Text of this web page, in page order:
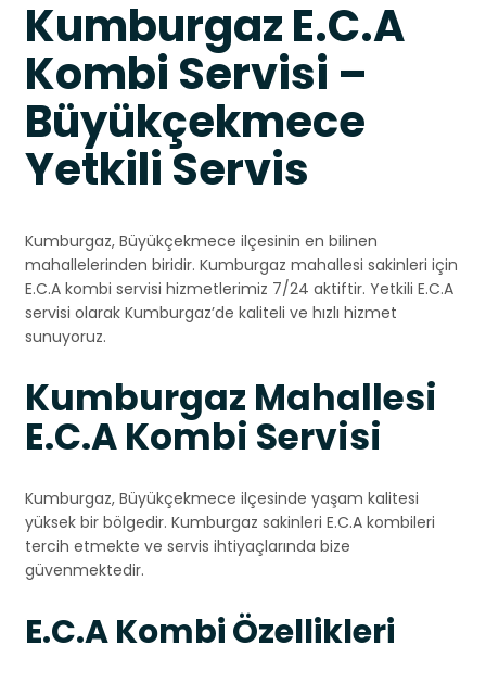
Kumburgaz E.C.A
Kombi Servisi –
Büyükçekmece
Yetkili Servis
Kumburgaz, Büyükçekmece ilçesinin en bilinen
mahallelerinden biridir. Kumburgaz mahallesi sakinleri için
E.C.A kombi servisi hizmetlerimiz 7/24 aktiftir. Yetkili E.C.A
servisi olarak Kumburgaz’de kaliteli ve hızlı hizmet
sunuyoruz.
Kumburgaz Mahallesi
E.C.A Kombi Servisi
Kumburgaz, Büyükçekmece ilçesinde yaşam kalitesi
yüksek bir bölgedir. Kumburgaz sakinleri E.C.A kombileri
tercih etmekte ve servis ihtiyaçlarında bize
güvenmektedir.
E.C.A Kombi Özellikleri